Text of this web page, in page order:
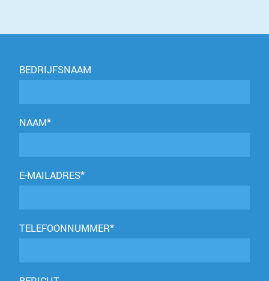
BEDRIJFSNAAM
NAAM*
E-MAILADRES*
TELEFOONNUMMER*